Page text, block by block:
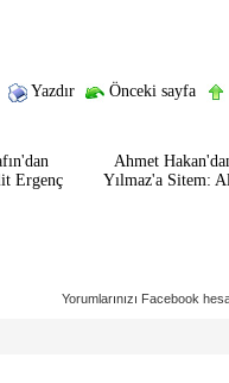
Yazdır Önceki sayfa
Ergenç
Ahmet
Yılmaz'a Sitem:
Yorumlarınızı Facebook